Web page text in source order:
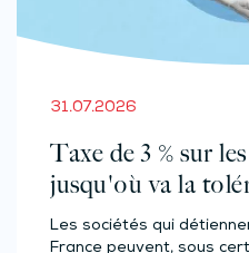
31.07.2026
Taxe de 3 % sur
jusqu'où va la
l'administration ?
Les sociétés qui
France peuvent, sous